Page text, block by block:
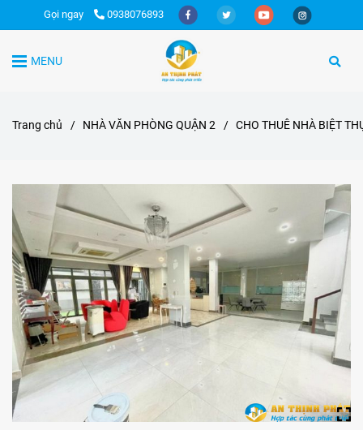
Gọi ngay 0938076893
MENU
Trang chủ / NHÀ VĂN PHÒNG QUẬN 2 / CHO THUÊ NHÀ BIỆT